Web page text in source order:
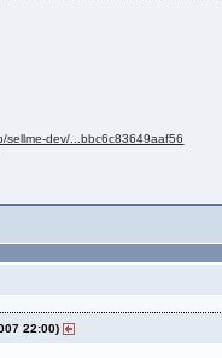
sellme-dev/...bbc6c83649aaf56
22:00)